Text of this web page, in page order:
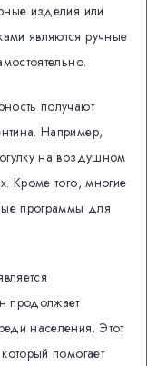
изделия или
являются ручные
получают
Например,
на воздушном
Кроме того, многие
программы для
продолжает
населения. Этот
помогает